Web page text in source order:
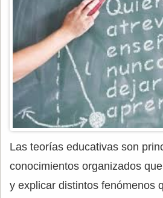
Las teorías educativas son
conocimientos organizados
y explicar distintos fenómenos